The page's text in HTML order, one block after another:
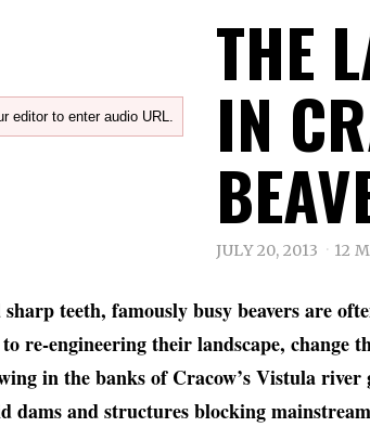
editor to enter audio URL.
THE
IN
JULY 20, 2013 12
teeth, famously busy beavers are
re-engineering their landscape, change
in the banks of Cracow’s Vistula river
dams and structures blocking